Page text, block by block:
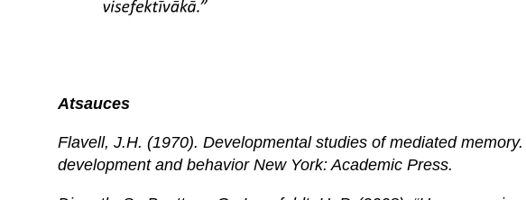
Atsauces
Flavell, J.H. (1970). Developmental studies of mediated
development and behavior New York: Academic Press.